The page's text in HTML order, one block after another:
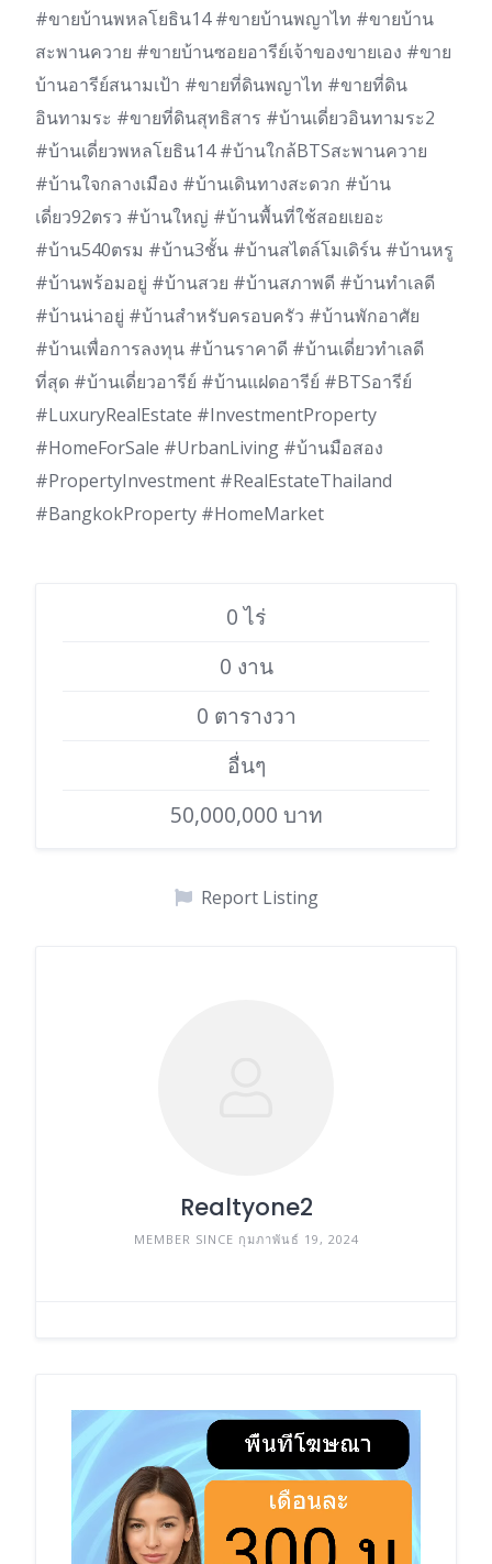
#ขายบ้านพหลโยธิน14 #ขายบ้านพญาไท #ขายบ้าน
สะพานควาย #ขายบ้านซอยอารีย์เจ้าของขายเอง #ขาย
บ้านอารีย์สนามเป้า #ขายที่ดินพญาไท #ขายที่ดิน
อินทามระ #ขายที่ดินสุทธิสาร #บ้านเดี่ยวอินทามระ2
#บ้านเดี่ยวพหลโยธิน14 #บ้านใกล้BTSสะพานควาย
#บ้านใจกลางเมือง #บ้านเดินทางสะดวก #บ้าน
เดี่ยว92ตรว #บ้านใหญ่ #บ้านพื้นที่ใช้สอยเยอะ
#บ้าน540ตรม #บ้าน3ชั้น #บ้านสไตล์โมเดิร์น #บ้านหรู
#บ้านพร้อมอยู่ #บ้านสวย #บ้านสภาพดี #บ้านทำเลดี
#บ้านน่าอยู่ #บ้านสำหรับครอบครัว #บ้านพักอาศัย
#บ้านเพื่อการลงทุน #บ้านราคาดี #บ้านเดี่ยวทำเลดี
ที่สุด #บ้านเดี่ยวอารีย์ #บ้านแฝดอารีย์ #BTSอารีย์
#LuxuryRealEstate #InvestmentProperty
#HomeForSale #UrbanLiving #บ้านมือสอง
#PropertyInvestment #RealEstateThailand
#BangkokProperty #HomeMarket
0 ไร่
0 งาน
0 ตารางวา
อื่นๆ
50,000,000 บาท
Report Listing
Realtyone2
MEMBER SINCE กุมภาพันธ์ 19, 2024